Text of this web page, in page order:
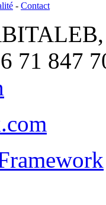
- Contact
71 847